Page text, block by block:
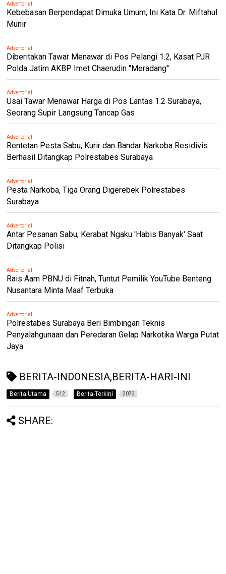
Advertorial
Kebebasan Berpendapat Dimuka Umum, Ini Kata Dr. Miftahul
Munir
Advertorial
Diberitakan Tawar Menawar di Pos Pelangi 1.2, Kasat PJR
Polda Jatim AKBP Imet Chaerudin "Meradang"
Advertorial
Usai Tawar Menawar Harga di Pos Lantas 1.2 Surabaya,
Seorang Supir Langsung Tancap Gas
Advertorial
Rentetan Pesta Sabu, Kurir dan Bandar Narkoba Residivis
Berhasil Ditangkap Polrestabes Surabaya
Advertorial
Pesta Narkoba, Tiga Orang Digerebek Polrestabes
Surabaya
Advertorial
Antar Pesanan Sabu, Kerabat Ngaku 'Habis Banyak' Saat
Ditangkap Polisi
Advertorial
Rais Aam PBNU di Fitnah, Tuntut Pemilik YouTube Benteng
Nusantara Minta Maaf Terbuka
Advertorial
Polrestabes Surabaya Beri Bimbingan Teknis
Penyalahgunaan dan Peredaran Gelap Narkotika Warga Putat
Jaya
BERITA-INDONESIA,BERITA-HARI-INI
Berita Utama 512 Berita-Terkini 2073
SHARE: